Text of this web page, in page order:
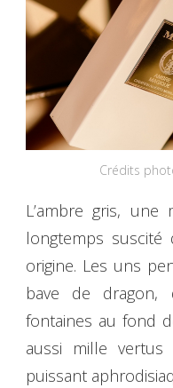
Crédits
L’ambre gris,
longtemps
origine. Les uns
bave de dragon,
fontaines au fond
aussi mille
puissant